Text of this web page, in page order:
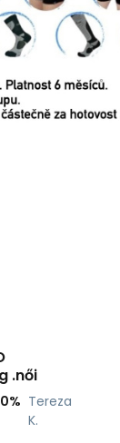
.női
Tereza
K.